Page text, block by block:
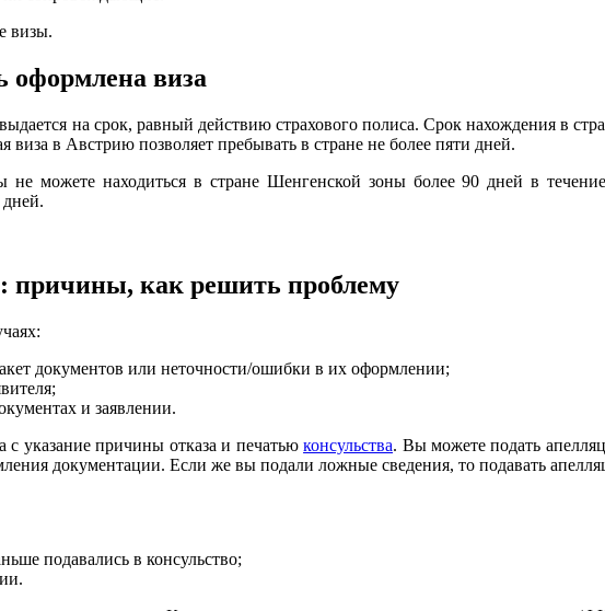
визы.
оформлена виза
на срок, равный действию страхового полиса. Срок нахождения в
виза в Австрию позволяет пребывать в стране не более пяти дней.
можете находиться в стране Шенгенской зоны более 90 дней в
дней.
причины, как решить проблему
документов или неточности/ошибки в их оформлении;
и заявлении.
с указание причины отказа и печатьюконсульства. Вы можете подать
документации. Если же вы подали ложные сведения, то подавать
подавались в консульство;